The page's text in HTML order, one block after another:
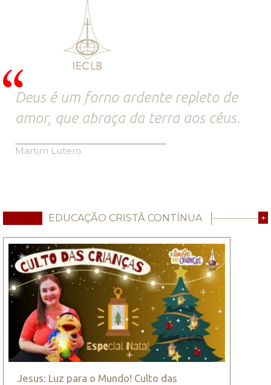
Deus é um forno ardente repleto de
amor, que abraça da terra aos céus.
Martim Lutero
EDUCAÇÃO CRISTÃ CONTÍNUA +
Jesus: Luz para o Mundo! Culto das